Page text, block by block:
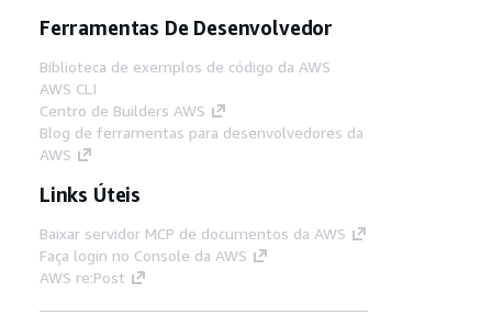
Ferramentas De Desenvolvedor
Biblioteca de exemplos de código da AWS
AWS CLI
Centro de Builders AWS
Blog de ferramentas para desenvolvedores da
AWS
Links Úteis
Baixar servidor MCP de documentos da AWS
Faça login no Console da AWS
AWS re:Post